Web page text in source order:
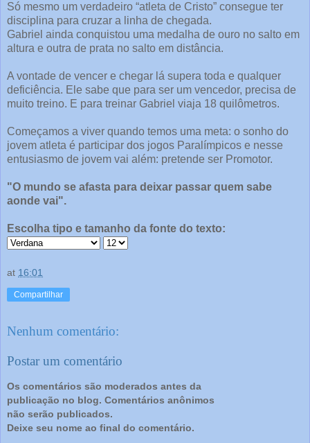
Só mesmo um verdadeiro “atleta de Cristo” consegue ter
disciplina para cruzar a linha de chegada.
Gabriel ainda conquistou uma medalha de ouro no salto em
altura e outra de prata no salto em distância.
A vontade de vencer e chegar lá supera toda e qualquer
deficiência. Ele sabe que para ser um vencedor, precisa de
muito treino. E para treinar Gabriel viaja 18 quilômetros.
Começamos a viver quando temos uma meta: o sonho do
jovem atleta é participar dos jogos Paralímpicos e nesse
entusiasmo de jovem vai além: pretende ser Promotor.
"O mundo se afasta para deixar passar quem sabe
aonde vai".
Escolha tipo e tamanho da fonte do texto:
at 16:01
Compartilhar
Nenhum comentário:
Postar um comentário
Os comentários são moderados antes da
publicação no blog. Comentários anônimos
não serão publicados.
Deixe seu nome ao final do comentário.